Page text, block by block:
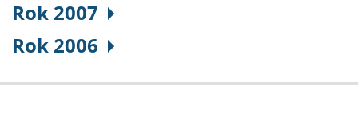
Rok 2007
Rok 2006